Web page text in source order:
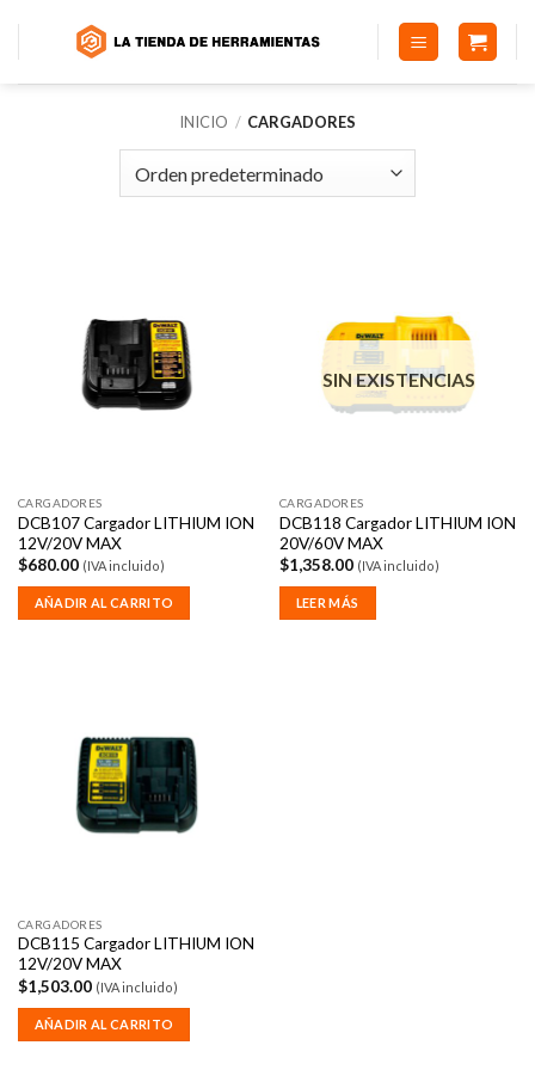
INICIO / CARGADORES
CARGADORES
DCB107 Cargador LITHIUM ION
12V/20V MAX
$680.00 (IVA incluido)
AÑADIR AL CARRITO
SIN EXISTENCIAS
CARGADORES
DCB118 Cargador LITHIUM ION
20V/60V MAX
$1,358.00 (IVA incluido)
LEER MÁS
CARGADORES
DCB115 Cargador LITHIUM ION
12V/20V MAX
$1,503.00 (IVA incluido)
AÑADIR AL CARRITO